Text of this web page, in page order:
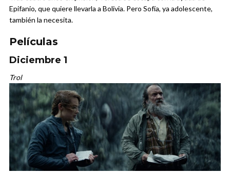
Epifanio, que quiere llevarla a Bolivia. Pero Sofía, ya adolescente,
también la necesita.
Películas
Diciembre 1
Trol